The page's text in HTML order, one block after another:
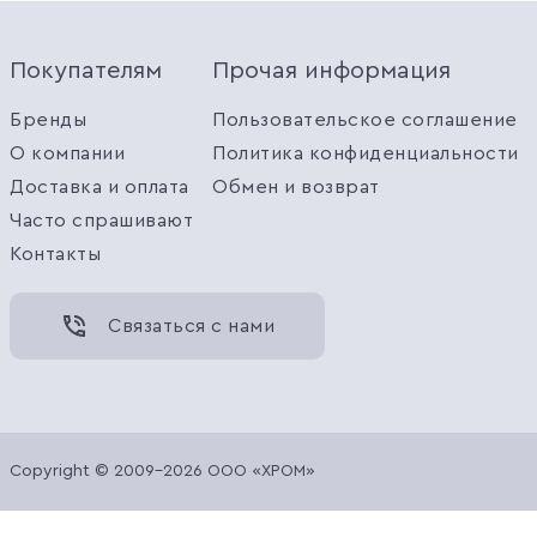
Покупателям
Бренды
О компании
Доставка и оплата
Часто спрашивают
Контакты
Прочая информация
Пользовательское соглашение
Политика конфиденциальности
Обмен и возврат
Связаться с нами
Copyright © 2009-2026 ООО «ХРОМ»